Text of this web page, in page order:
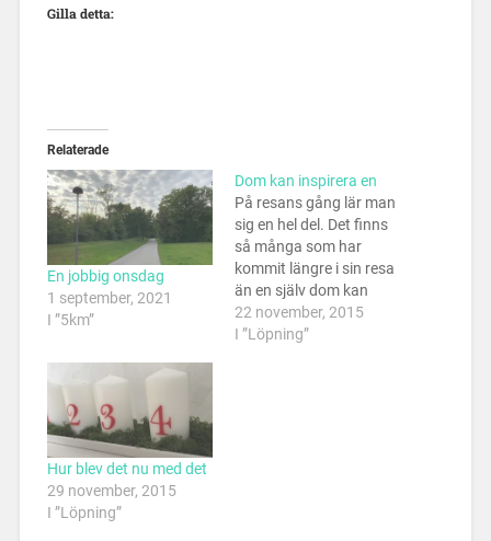
Gilla detta:
Relaterade
En jobbig onsdag
1 september, 2021
I ”5km”
Dom kan inspirera en
På resans gång lär man
sig en hel del. Det finns
så många som har
kommit längre i sin resa
än en själv dom kan
inspirera en. Ja! Som ni
kanske vet vid detta
22 november, 2015
I ”Löpning”
Hur blev det nu med det
29 november, 2015
I ”Löpning”